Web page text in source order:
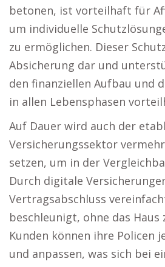
betonen, ist vorteilhaft für
um individuelle
zu ermöglichen. Dieser
Absicherung dar und
den finanziellen Aufbau und
in allen Lebensphasen
Auf Dauer wird auch der
Versicherungssektor
setzen, um in der
Durch digitale
Vertragsabschluss
beschleunigt, ohne das Haus
Kunden können ihre Policen
und anpassen, was sich bei